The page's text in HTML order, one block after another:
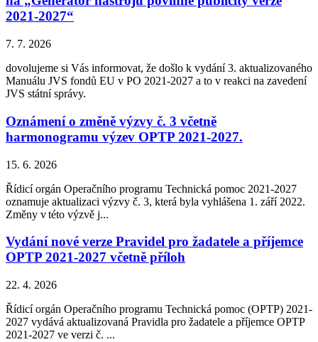
2021-2027“
7. 7. 2026
dovolujeme si Vás informovat, že došlo k vydání 3. aktualizovaného
Manuálu JVS fondů EU v PO 2021-2027 a to v reakci na zavedení
JVS státní správy.
Oznámení o změně výzvy č. 3 včetně
harmonogramu výzev OPTP 2021-2027.
15. 6. 2026
Řídicí orgán Operačního programu Technická pomoc 2021-2027
oznamuje aktualizaci výzvy č. 3, která byla vyhlášena 1. září 2022.
Změny v této výzvě j...
Vydání nové verze Pravidel pro žadatele a příjemce
OPTP 2021-2027 včetně příloh
22. 4. 2026
Řídicí orgán Operačního programu Technická pomoc (OPTP) 2021-
2027 vydává aktualizovaná Pravidla pro žadatele a příjemce OPTP
2021-2027 ve verzi č. ...